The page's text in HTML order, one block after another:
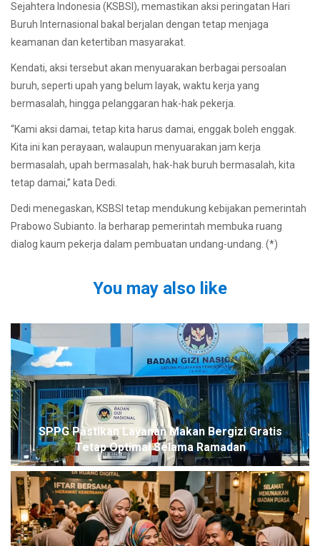
Sejahtera Indonesia (KSBSI), memastikan aksi peringatan Hari
Buruh Internasional bakal berjalan dengan tetap menjaga
keamanan dan ketertiban masyarakat.
Kendati, aksi tersebut akan menyuarakan berbagai persoalan
buruh, seperti upah yang belum layak, waktu kerja yang
bermasalah, hingga pelanggaran hak-hak pekerja.
“Kami aksi damai, tetap kita harus damai, enggak boleh enggak.
Kita ini kan perayaan, walaupun menyuarakan jam kerja
bermasalah, upah bermasalah, hak-hak buruh bermasalah, kita
tetap damai,” kata Dedi.
Dedi menegaskan, KSBSI tetap mendukung kebijakan pemerintah
Prabowo Subianto. Ia berharap pemerintah membuka ruang
dialog kaum pekerja dalam pembuatan undang-undang. (*)
You may also like
SPPG Pastikan Layanan Makan Bergizi Gratis
Tetap Optimal Selama Ramadan